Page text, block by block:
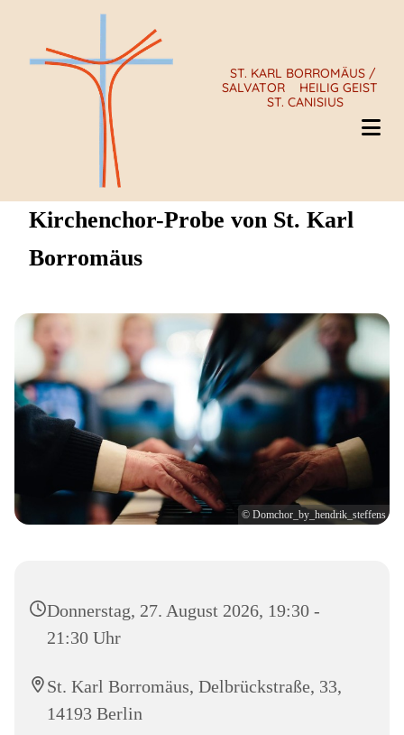
ST. KARL BORROMÄUS /
SALVATOR
HEILIG GEIST
ST. CANISIUS
Kirchenchor-Probe von St. Karl
Borromäus
© Domchor_by_hendrik_steffens
Donnerstag, 27. August 2026, 19:30 -
21:30 Uhr
St. Karl Borromäus, Delbrückstraße, 33,
14193 Berlin